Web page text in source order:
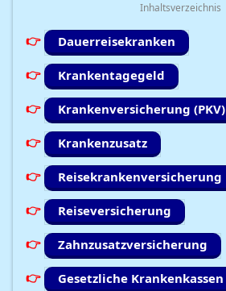
Inhaltsverzeichnis
Dauerreisekranken
Krankentagegeld
Krankenversicherung (PKV)
Krankenzusatz
Reisekrankenversicherung
Reiseversicherung
Zahnzusatzversicherung
Gesetzliche Krankenkassen